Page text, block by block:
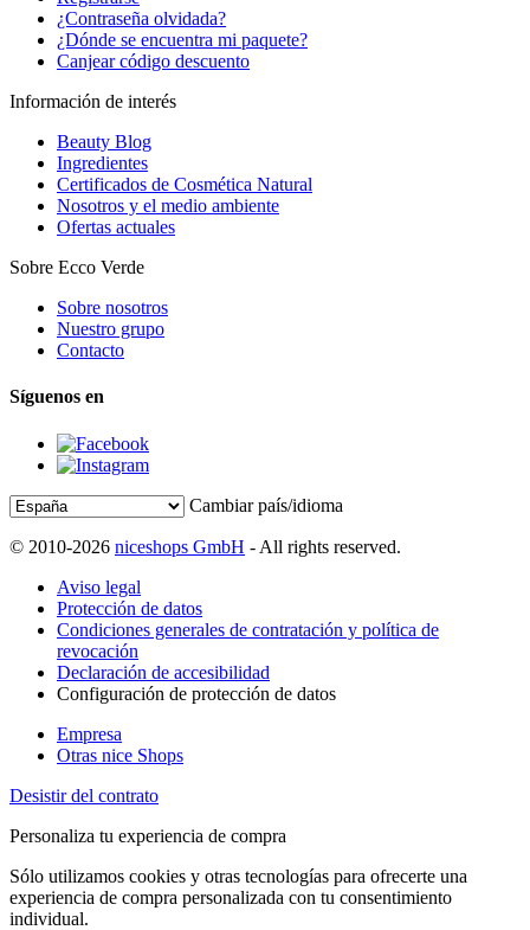
¿Contraseña olvidada?
¿Dónde se encuentra mi paquete?
Canjear código descuento
Información de interés
Beauty Blog
Ingredientes
Certificados de Cosmética Natural
Nosotros y el medio ambiente
Ofertas actuales
Sobre Ecco Verde
Sobre nosotros
Nuestro grupo
Contacto
Síguenos en
Cambiar país/idioma
© 2010-2026 niceshops GmbH - All rights reserved.
Aviso legal
Protección de datos
Condiciones generales de contratación y política de
revocación
Declaración de accesibilidad
Configuración de protección de datos
Empresa
Otras nice Shops
Desistir del contrato
Personaliza tu experiencia de compra
Sólo utilizamos cookies y otras tecnologías para ofrecerte una
experiencia de compra personalizada con tu consentimiento
individual.